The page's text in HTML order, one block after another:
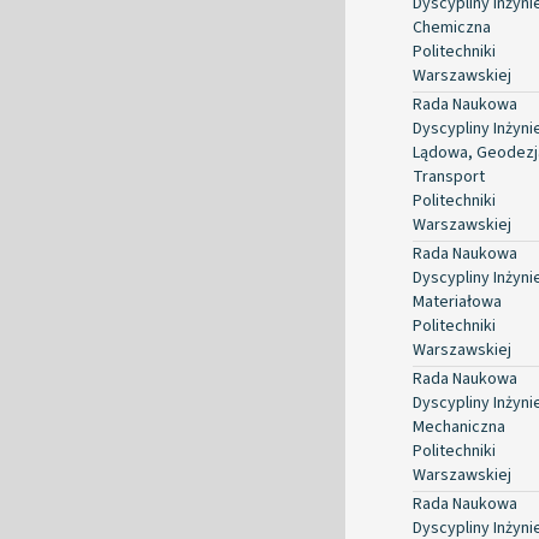
Chemiczna
Politechniki
Warszawskiej
Rada Naukowa
Dyscypliny
Lądowa,
Transport
Politechniki
Warszawskiej
Rada Naukowa
Dyscypliny
Materiałowa
Politechniki
Warszawskiej
Rada Naukowa
Dyscypliny
Mechaniczna
Politechniki
Warszawskiej
Rada Naukowa
Dyscypliny